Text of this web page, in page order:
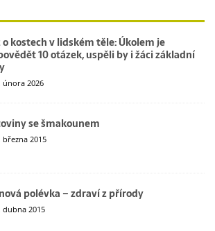
o kostech v lidském těle: Úkolem je
10 otázek, uspěli by i žáci základní
února 2026
se šmakounem
března 2015
polévka – zdraví z přírody
dubna 2015